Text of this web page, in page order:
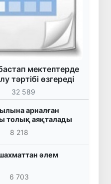
мектептерде
тәртібі өзгереді
32 589
арналған
толық аяқталады
8 218
әлем
6 703